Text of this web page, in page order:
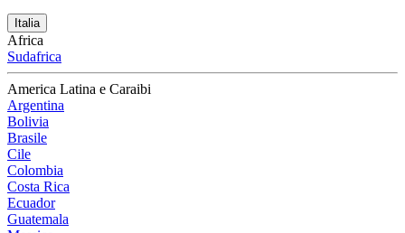
Italia
Africa
Sudafrica
America Latina e Caraibi
Argentina
Bolivia
Brasile
Cile
Colombia
Costa Rica
Ecuador
Guatemala